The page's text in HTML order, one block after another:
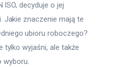
ISO, decyduje o jej
znaczenie mają te
ubioru roboczego?
tylko wyjaśni, ale także
wyboru.